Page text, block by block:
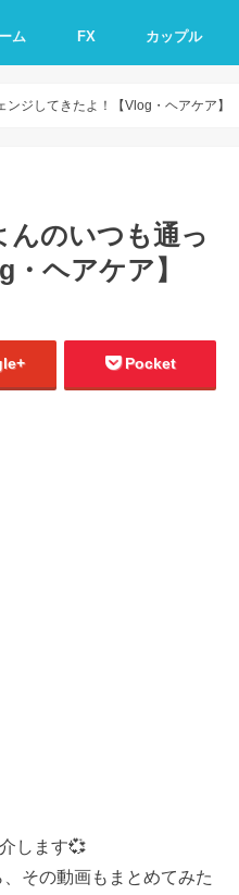
ム FX カップル
ジしてきたよ！【Vlog・ヘアケア】
んのいつも通っ
ヘアケア】
Pocket
します💞
その動画もまとめてみた